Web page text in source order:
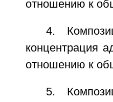
отношению к
4.
концентрация
отношению к
5.